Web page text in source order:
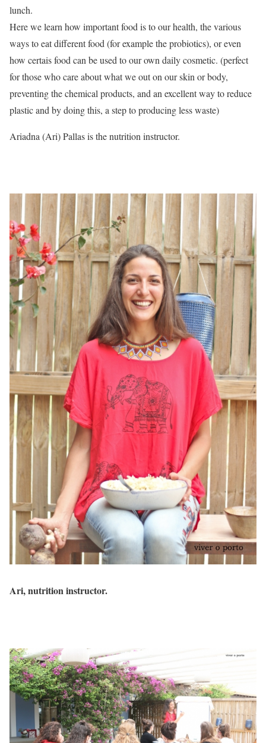
lunch.
Here we learn how important food is to our health, the various
ways to eat different food (for example the probiotics), or even
how certais food can be used to our own daily cosmetic. (perfect
for those who care about what we out on our skin or body,
preventing the chemical products, and an excellent way to reduce
plastic and by doing this, a step to producing less waste)
Ariadna (Ari) Pallas is the nutrition instructor.
Ari, nutrition instructor.